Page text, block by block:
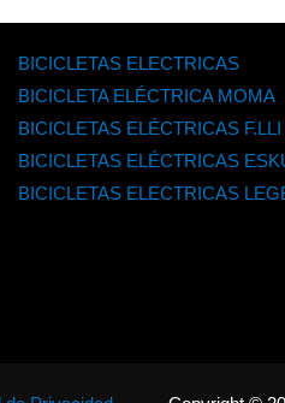
BICICLETAS ELECTRICAS
BICICLETA ELÉCTRICA MOMA
BICICLETAS ELÉCTRICAS
BICICLETAS ELÉCTRICAS
BICICLETAS ELECTRICAS